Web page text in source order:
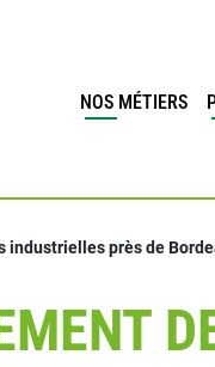
NOS MÉTIERS
industrielles près de